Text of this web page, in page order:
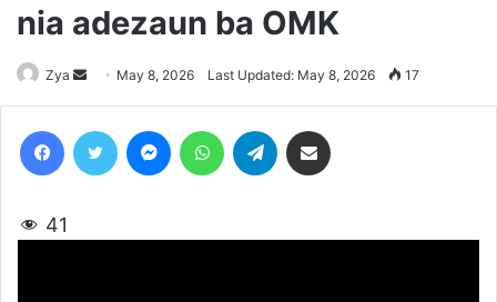
nia adezaun ba OMK
Zya
Send
an
email
May 8, 2026 Last Updated: May 8, 2026 17
41